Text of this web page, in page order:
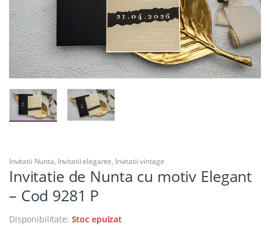
Invitatii Nunta, Invitatii elegante, Invitatii vintage
Invitatie de Nunta cu motiv Elegant
– Cod 9281 P
Disponibilitate: Stoc epuizat